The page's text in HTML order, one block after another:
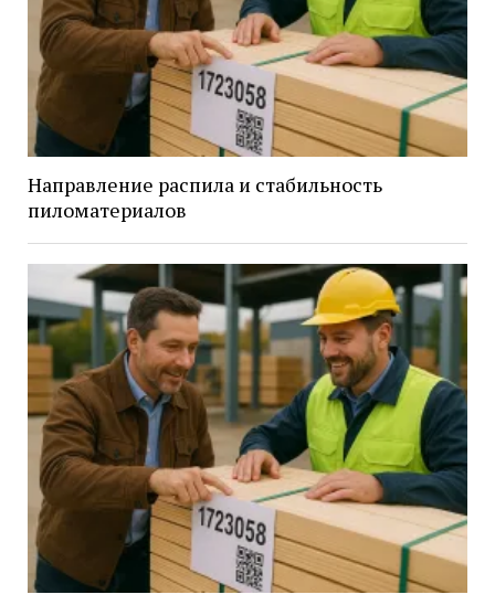
Направление распила и стабильность
пиломатериалов